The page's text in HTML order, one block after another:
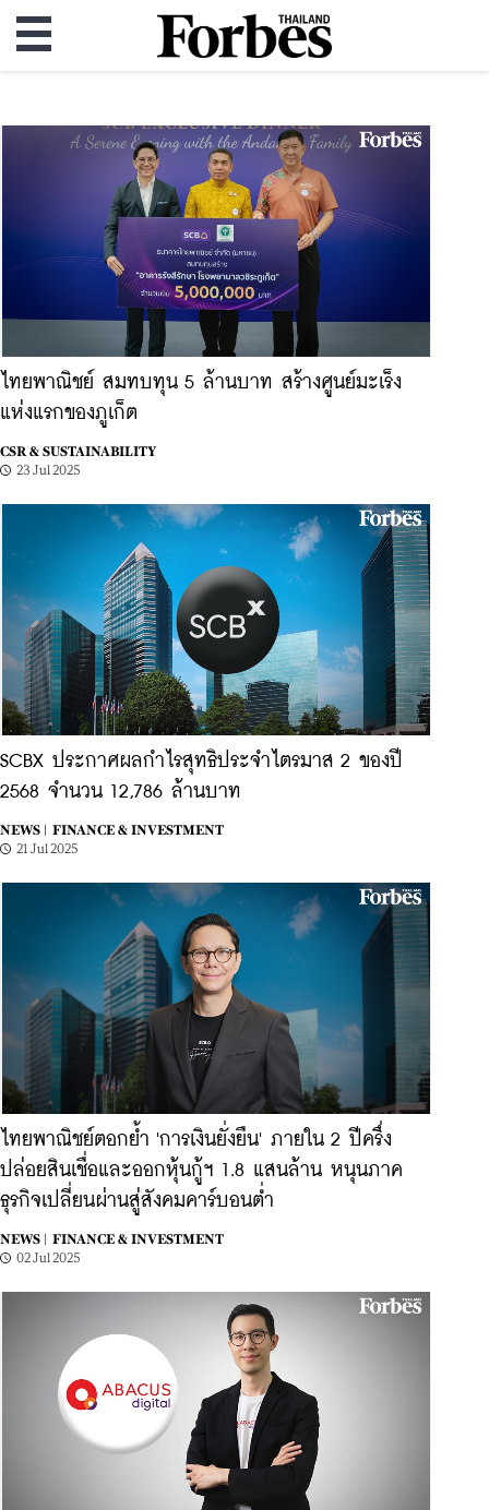
ไทยพาณิชย์ สมทบทุน 5 ล้านบาท สร้างศูนย์มะเร็ง
แห่งแรกของภูเก็ต
CSR & SUSTAINABILITY
23 Jul 2025
SCBX ประกาศผลกำไรสุทธิประจำไตรมาส 2 ของปี
2568 จำนวน 12,786 ล้านบาท
NEWS |
FINANCE & INVESTMENT
21 Jul 2025
ไทยพาณิชย์ตอกย้ำ 'การเงินยั่งยืน' ภายใน 2 ปีครึ่ง
ปล่อยสินเชื่อและออกหุ้นกู้ฯ 1.8 แสนล้าน หนุนภาค
ธุรกิจเปลี่ยนผ่านสู่สังคมคาร์บอนต่ำ
NEWS |
FINANCE & INVESTMENT
02 Jul 2025